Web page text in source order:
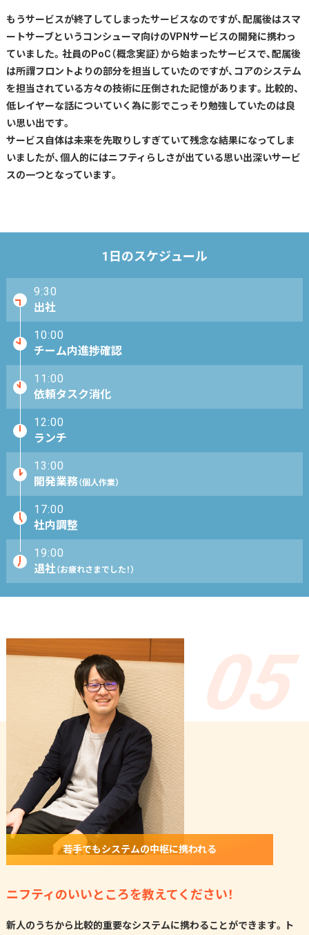
もうサービスが終了してしまったサービスなのですが、配属後はスマ
ートサーブというコンシューマ向けのVPNサービスの開発に携わっ
ていました。社員のPoC（概念実証）から始まったサービスで、配属後
は所謂フロントよりの部分を担当していたのですが、コアのシステム
を担当されている方々の技術に圧倒された記憶があります。比較的、
低レイヤーな話についていく為に影でこっそり勉強していたのは良
い思い出です。
サービス自体は未来を先取りしすぎていて残念な結果になってしま
いましたが、個人的にはニフティらしさが出ている思い出深いサービ
スの一つとなっています。
1日のスケジュール
9:30
出社
10:00
チーム内進捗確認
11:00
依頼タスク消化
12:00
ランチ
13:00
開発業務（個人作業）
17:00
社内調整
19:00
退社（お疲れさまでした！）
若手でもシステムの中枢に携われる
ニフティのいいところを教えてください！
新人のうちから比較的重要なシステムに携わることができます。ト